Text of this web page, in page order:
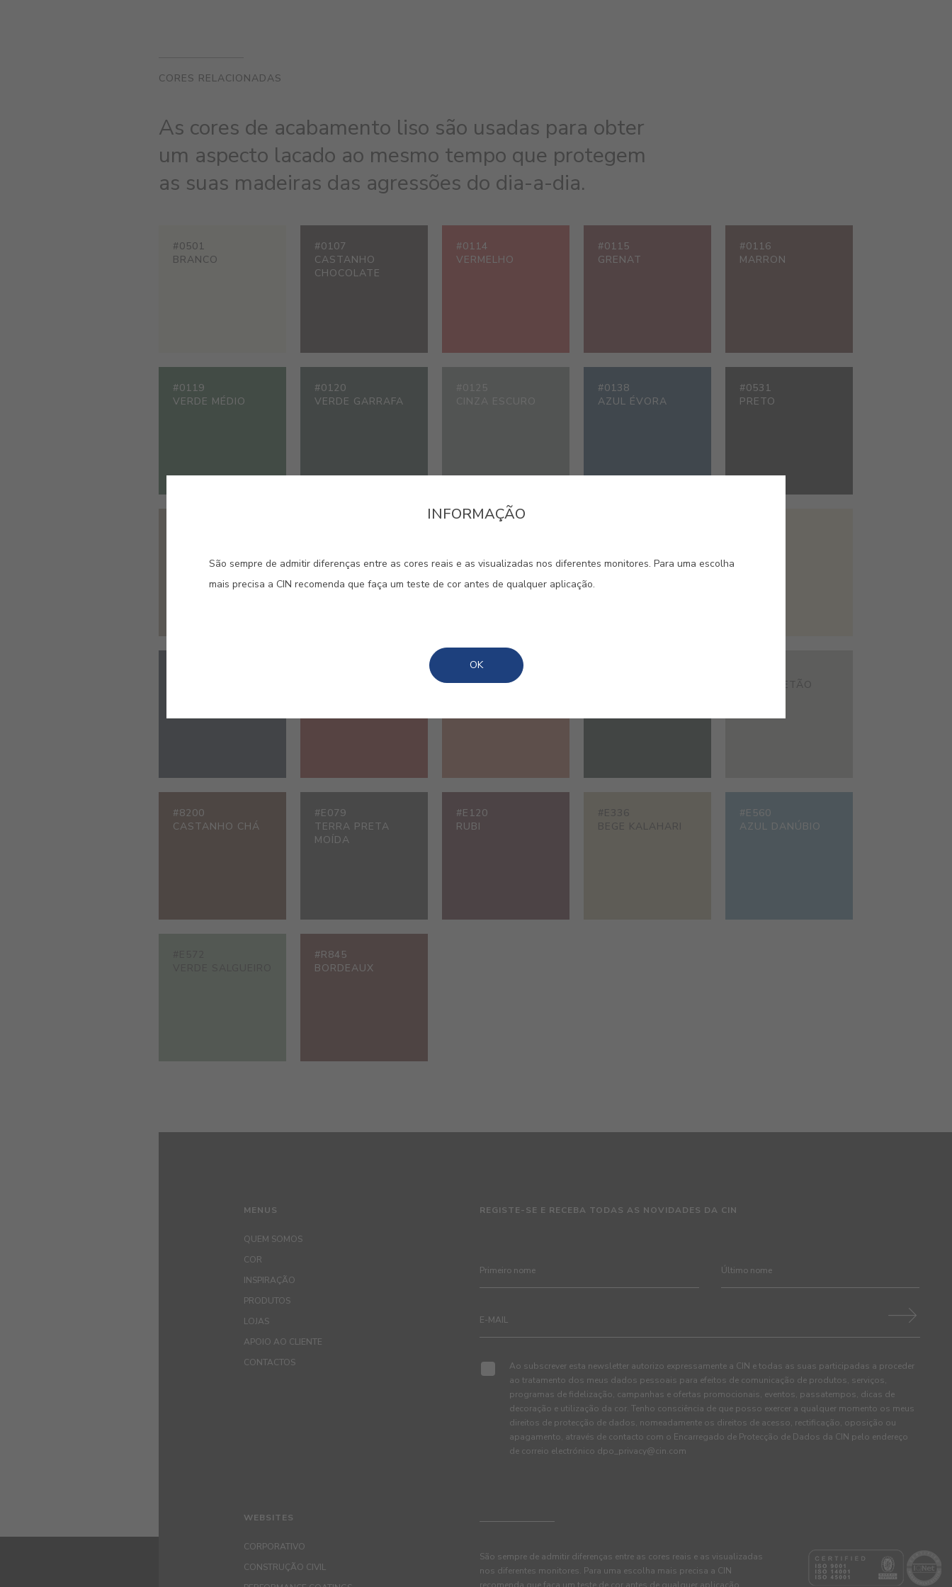
CORES RELACIONADAS
As cores de acabamento liso são usadas para obter
um aspecto lacado ao mesmo tempo que protegem
as suas madeiras das agressões do dia-a-dia.
#0501
BRANCO
#0107
CASTANHO
CHOCOLATE
#0114
VERMELHO
#0115
GRENAT
#0116
MARRON
#0119
VERDE MÉDIO
#0120
VERDE GARRAFA
#0138
AZUL ÉVORA
#0531
PRETO
#3228
TELHA
CINZA BETÃO
#8200
CASTANHO CHÁ
#E079
TERRA PRETA
MOÍDA
#E120
RUBI
#E336
BEGE KALAHARI
#E560
AZUL DANÚBIO
#R845
BORDEAUX
MENUS
QUEM SOMOS
COR
INSPIRAÇÃO
PRODUTOS
LOJAS
APOIO AO CLIENTE
CONTACTOS
REGISTE-SE E RECEBA TODAS AS NOVIDADES DA CIN
Ao subscrever esta newsletter autorizo expressamente a CIN e todas as suas participadas a proceder
ao tratamento dos meus dados pessoais para efeitos de comunicação de produtos, serviços,
programas de fidelização, campanhas e ofertas promocionais, eventos, passatempos, dicas de
decoração e utilização da cor. Tenho consciência de que posso exercer a qualquer momento os meus
direitos de protecção de dados, nomeadamente os direitos de acesso, rectificação, oposição ou
apagamento, através de contacto com o Encarregado de Protecção de Dados da CIN pelo endereço
de correio electrónico dpo_privacy@cin.com
WEBSITES
CORPORATIVO
CONSTRUÇÃO CIVIL
São sempre de admitir diferenças entre as cores reais e as visualizadas
nos diferentes monitores. Para uma escolha mais precisa a CIN
INFORMAÇÃO
São sempre de admitir diferenças entre as cores reais e as visualizadas nos diferentes monitores. Para uma escolha
mais precisa a CIN recomenda que faça um teste de cor antes de qualquer aplicação.
OK